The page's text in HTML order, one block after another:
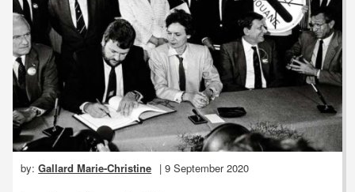
by:Gallard Marie-Christine | 9 September 2020